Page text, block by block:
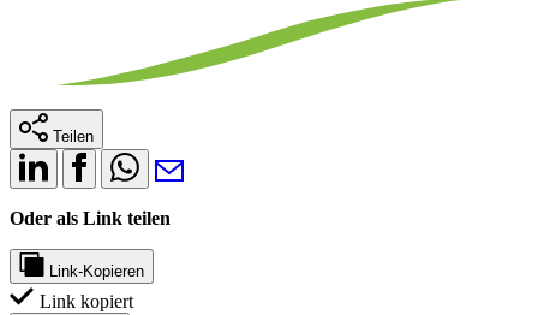
Teilen
Oder als Link teilen
Link-Kopieren
Link kopiert